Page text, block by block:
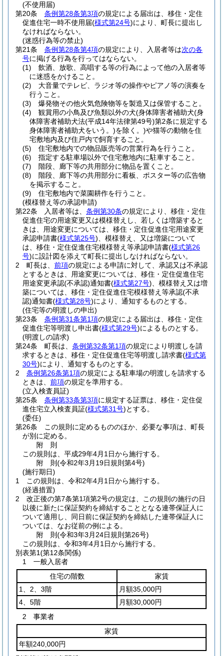
(不使用届)
第20条
条例第28条第3項の規定による届出は、移住・定住
促進住宅一時不使用届(様式第24号)により、町長に提出し
なければならない。
(迷惑行為等の禁止)
第21条
条例第28条第4項の規定により、入居者等は次の各
号に掲げる行為を行ってはならない。
(1)
飲酒、放歌、高唱する等の行為によって他の入居者等
に迷惑をかけること。
(2)
大音量でテレビ、ラジオ等の操作やピアノ等の演奏を
行うこと。
(3)
爆発物その他火気危険物等を製造又は保管すること。
(4)
観賞用の小鳥及び魚類以外の犬(身体障害者補助犬(身
体障害者補助犬法(平成14年法律第49号)第2条に規定する
身体障害者補助犬をいう。)を除く。)や猫等の動物を住
宅敷地内及び住戸内で飼育すること。
(5)
住宅敷地内での物品販売等の営業行為を行うこと。
(6)
指定する駐車場以外で住宅敷地内に駐車すること。
(7)
階段、廊下等の共用部分に物品を置くこと。
(8)
階段、廊下等の共用部分に看板、ポスター等の広告物
を掲示すること。
(9)
住宅敷地内で菜園耕作を行うこと。
(模様替え等の承認申請)
第22条
入居者等は、 条例第30条の規定により、移住・定住
促進住宅の用途変更又は模様替えし、若しくは増築すると
きは、用途変更については、移住・定住促進住宅用途変更
承認申請書(様式第25号) 、模様替え、又は増築について
は、移住・定住促進住宅模様替え等承認申請書(様式第26
号)に設計図を添えて町長に提出しなければならない。
2
町長は、 前項の規定による申請に対して、承認又は不承認
とするときは、用途変更については、移住・定住促進住宅
用途変更承認(不承認)通知書(様式第27号) 、模様替え又は増
築については、移住・定住促進住宅模様替え等承認(不承
認)通知書(様式第28号)により、通知するものとする。
(住宅等の明渡しの申出)
第23条
条例第31条第1項の規定による届出は、移住・定住
促進住宅等明渡し申出書(様式第29号)によるものとする。
(明渡しの請求)
第24条
町長は、 条例第32条第1項の規定により明渡しを請
求するときは、移住・定住促進住宅等明渡し請求書(様式第
30号)により、通知するものとする。
2
条例第26条第1項の規定による駐車場の明渡しを請求する
ときは、 前項の規定を準用する。
(立入検査員証)
第25条
条例第33条第3項に規定する証票は、移住・定住促
進住宅立入検査員証(様式第31号)とする。
(委任)
第26条
この規則に定めるもののほか、必要な事項は、町長
が別に定める。
附 則
この規則は、平成29年4月1日から施行する。
附 則(令和2年3月19日規則第4号)
(施行期日)
1
この規則は、令和2年4月1日から施行する。
(経過措置)
2
改正後の第7条第1項第2号の規定は、この規則の施行の日
以後に新たに保証契約を締結することとなる連帯保証人に
ついて適用し、同日前に保証契約を締結した連帯保証人に
ついては、なお従前の例による。
附 則(令和3年3月24日規則第26号)
この規則は、令和3年4月1日から施行する。
別表第1(第12条関係)
1 一般入居者
住宅の階数
家賃
1、2、3階
月額35,000円
4、5階
月額30,000円
2 事業者
家賃
年額240,000円